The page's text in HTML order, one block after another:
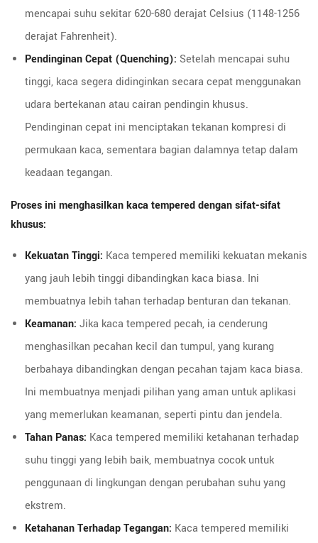
mencapai suhu sekitar 620-680 derajat Celsius (1148-1256
derajat Fahrenheit).
Pendinginan Cepat (Quenching): Setelah mencapai suhu
tinggi, kaca segera didinginkan secara cepat menggunakan
udara bertekanan atau cairan pendingin khusus.
Pendinginan cepat ini menciptakan tekanan kompresi di
permukaan kaca, sementara bagian dalamnya tetap dalam
keadaan tegangan.
Proses ini menghasilkan kaca tempered dengan sifat-sifat
khusus:
Kekuatan Tinggi: Kaca tempered memiliki kekuatan mekanis
yang jauh lebih tinggi dibandingkan kaca biasa. Ini
membuatnya lebih tahan terhadap benturan dan tekanan.
Keamanan: Jika kaca tempered pecah, ia cenderung
menghasilkan pecahan kecil dan tumpul, yang kurang
berbahaya dibandingkan dengan pecahan tajam kaca biasa.
Ini membuatnya menjadi pilihan yang aman untuk aplikasi
yang memerlukan keamanan, seperti pintu dan jendela.
Tahan Panas: Kaca tempered memiliki ketahanan terhadap
suhu tinggi yang lebih baik, membuatnya cocok untuk
penggunaan di lingkungan dengan perubahan suhu yang
ekstrem.
Ketahanan Terhadap Tegangan: Kaca tempered memiliki